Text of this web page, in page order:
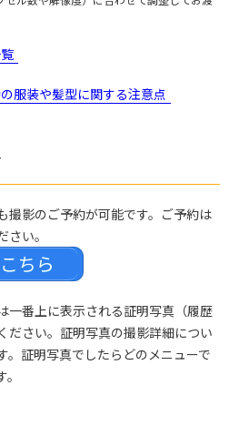
服装や髪型に関する注意点
撮影のご予約が可能です。ご予約は
い。
ちら
番上に表示される証明写真（履歴
ださい。証明写真の撮影詳細につい
。証明写真でしたらどのメニューで